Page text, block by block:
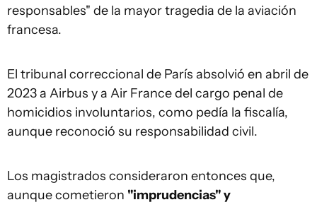
responsables" de la mayor tragedia de la aviación
francesa.
El tribunal correccional de París absolvió en abril de
2023 a Airbus y a Air France del cargo penal de
homicidios involuntarios, como pedía la fiscalía,
aunque reconoció su responsabilidad civil.
Los magistrados consideraron entonces que,
aunque cometieron "imprudencias" y